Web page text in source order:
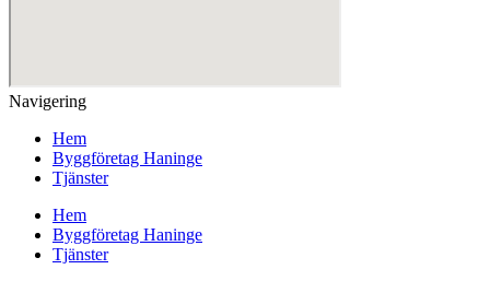
Navigering
Hem
Byggföretag Haninge
Tjänster
Hem
Byggföretag Haninge
Tjänster